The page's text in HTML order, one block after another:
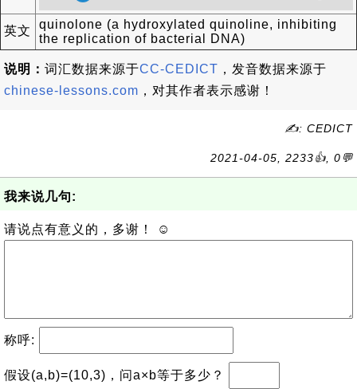
英文
quinolone (a hydroxylated quinoline, inhibiting
the replication of bacterial DNA)
说明： 词汇数据来源于CC-CEDICT ，发音数据来源于
chinese-lessons.com ，对其作者表示感谢！
✍: CEDICT
2021-04-05, 2233👍, 0💬
我来说几句:
请说点有意义的，多谢！ ☺
称呼:
假设(a,b)=(10,3)，问a×b等于多少？